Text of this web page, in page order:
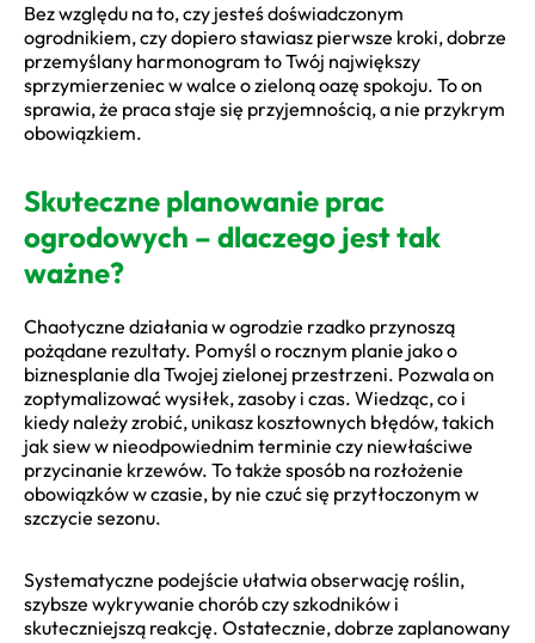
Bez względu na to, czy jesteś doświadczonym
ogrodnikiem, czy dopiero stawiasz pierwsze kroki, dobrze
przemyślany harmonogram to Twój największy
sprzymierzeniec w walce o zieloną oazę spokoju. To on
sprawia, że praca staje się przyjemnością, a nie przykrym
obowiązkiem.
Skuteczne planowanie prac
ogrodowych – dlaczego jest tak
ważne?
Chaotyczne działania w ogrodzie rzadko przynoszą
pożądane rezultaty. Pomyśl o rocznym planie jako o
biznesplanie dla Twojej zielonej przestrzeni. Pozwala on
zoptymalizować wysiłek, zasoby i czas. Wiedząc, co i
kiedy należy zrobić, unikasz kosztownych błędów, takich
jak siew w nieodpowiednim terminie czy niewłaściwe
przycinanie krzewów. To także sposób na rozłożenie
obowiązków w czasie, by nie czuć się przytłoczonym w
szczycie sezonu.
Systematyczne podejście ułatwia obserwację roślin,
szybsze wykrywanie chorób czy szkodników i
skuteczniejszą reakcję. Ostatecznie, dobrze zaplanowany